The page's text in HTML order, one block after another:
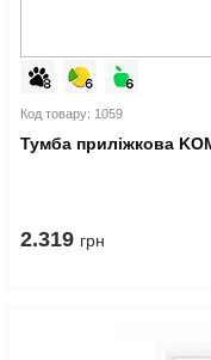
Код товару: 1059
Тумба приліжкова
2.319 грн